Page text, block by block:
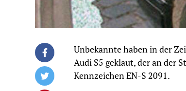
Unbekannte haben in der
Audi S5 geklaut, der an der
Kennzeichen EN-S 2091.